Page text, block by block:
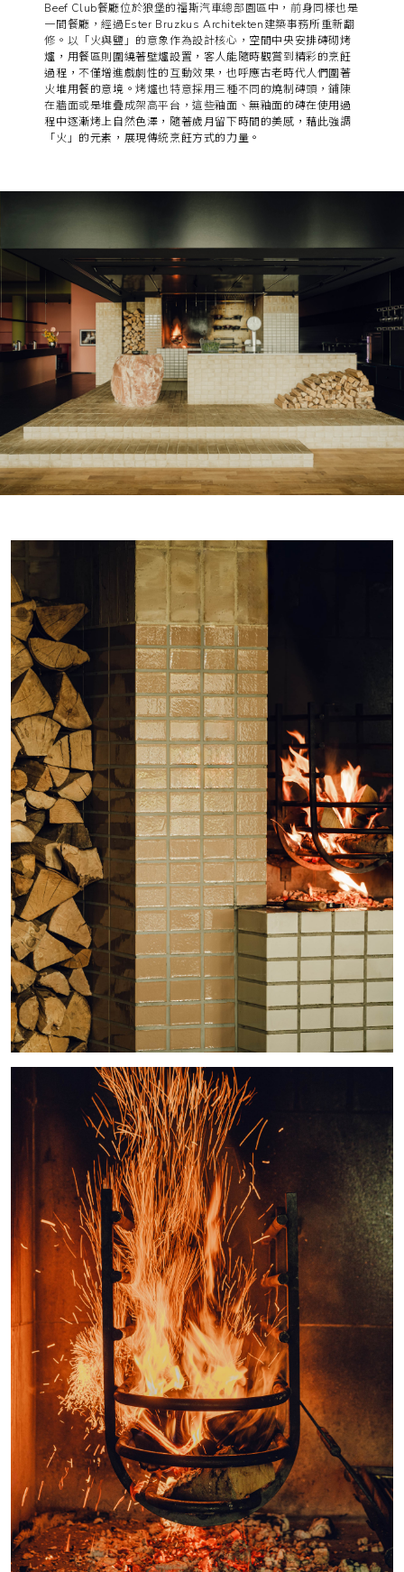
Beef Club餐廳位於狼堡的福斯汽車總部園區中，前身同樣也是
一間餐廳，經過Ester Bruzkus Architekten建築事務所重新翻
修。以「火與鹽」的意象作為設計核心， 空間中央安排磚砌烤
爐，用餐區則圍繞著壁爐設置，客人能隨時觀賞到精彩的烹飪
過程，不僅增進戲劇性的互動效果，也呼應古老時代人們圍著
火堆用餐的意境。烤爐也特意採用三種不同的燒制磚頭，鋪陳
在牆面或是堆疊成架高平台，這些釉面、無釉面的磚在使用過
程中逐漸烤上自然色澤，隨著歲月留下時間的美感，藉此強調
「火」的元素，展現傳統烹飪方式的力量。